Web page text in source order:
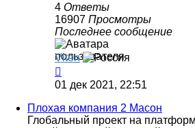
4 Ответы
16907 Просмотры
Последнее сообщение
Viten
01 дек 2021, 22:51
Плохая компания 2 Масон
Глобальный проект на